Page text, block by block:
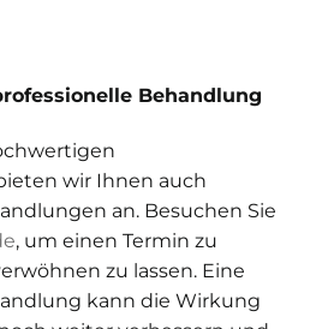
Behandlung
wir Ihnen auch
an. Besuchen Sie
, um einen Termin zu
zu lassen. Eine
kann die Wirkung